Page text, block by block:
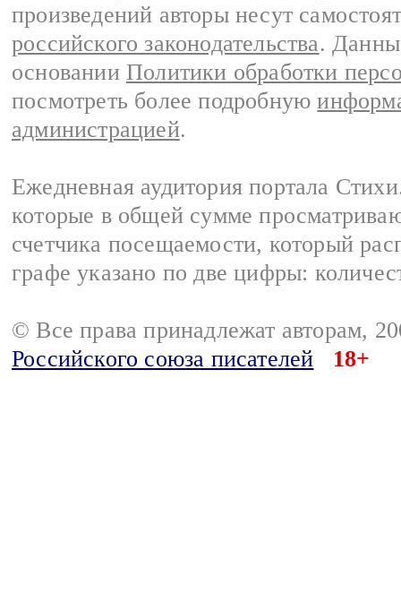
произведений авторы несут
российского законодательства.
основании Политики обработки
посмотреть более подробную
администрацией.
Ежедневная аудитория портала
которые в общей сумме
счетчика посещаемости, который
графе указано по две цифры:
© Все права принадлежат авторам,
Российского союза писателей
18+